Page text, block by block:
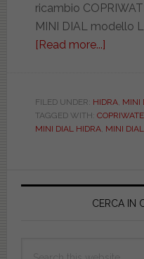
ricambio
MINI DIAL modello
[Read more...]
DIAL.
FILED UNDER: HIDRA, MINI
TAGGED WITH:
MINI DIAL HIDRA, MINI
Primary
CERCA IN